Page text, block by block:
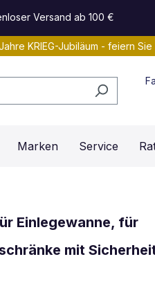
Versand ab 100 €
KRIEG-Jubiläum - feiern Sie
Marken Service
Einlegewanne, für
mit